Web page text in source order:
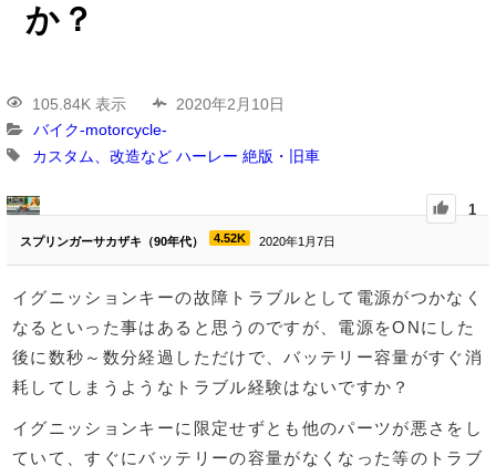
か？
105.84K 表示
2020年2月10日
バイク-motorcycle-
カスタム、改造など ハーレー 絶版・旧車
1
スプリンガーサカザキ（90年代） 4.52K 2020年1月7日
イグニッションキーの故障トラブルとして電源がつかなく
なるといった事はあると思うのですが、電源をONにした
後に数秒～数分経過しただけで、バッテリー容量がすぐ消
耗してしまうようなトラブル経験はないですか？
イグニッションキーに限定せずとも他のパーツが悪さをし
ていて、すぐにバッテリーの容量がなくなった等のトラブ